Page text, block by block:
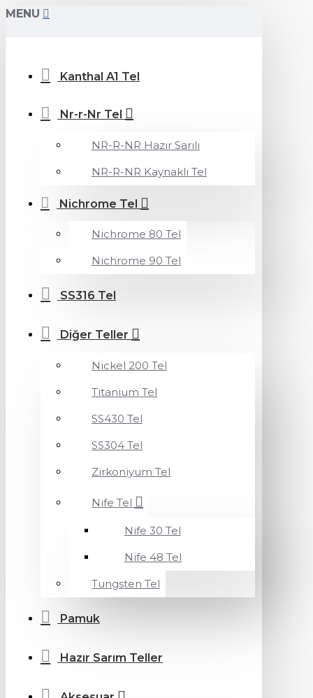
MENU
Kanthal A1 Tel
Nr-r-Nr Tel
NR-R-NR Hazır Sarılı
NR-R-NR Kaynaklı Tel
Nichrome Tel
Nichrome 80 Tel
Nichrome 90 Tel
SS316 Tel
Diğer Teller
Nickel 200 Tel
Titanium Tel
SS430 Tel
SS304 Tel
Zirkoniyum Tel
Nife Tel
Nife 30 Tel
Nife 48 Tel
Tungsten Tel
Pamuk
Hazır Sarım Teller